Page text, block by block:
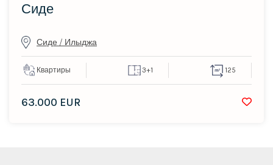
Сиде
Сиде / Илыджа
Квартиры 3+1 125
63.000 EUR